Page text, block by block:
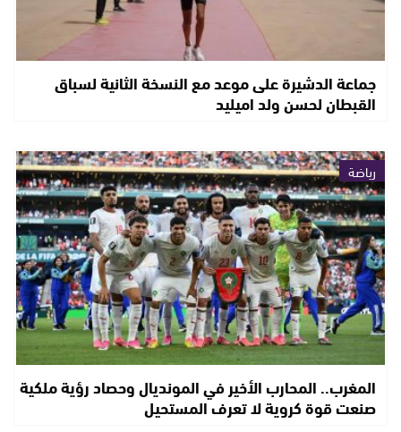
جماعة الدشيرة على موعد مع النسخة الثانية لسباق
القبطان لحسن ولد اميليد
رياضة
المغرب.. المحارب الأخير في المونديال وحصاد رؤية ملكية
صنعت قوة كروية لا تعرف المستحيل